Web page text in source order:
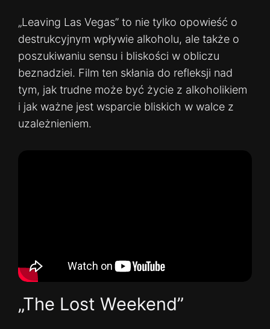
„Leaving Las Vegas” to nie tylko opowieść o
destrukcyjnym wpływie alkoholu, ale także o
poszukiwaniu sensu i bliskości w obliczu
beznadziei. Film ten skłania do refleksji nad
tym, jak trudne może być życie z alkoholikiem
i jak ważne jest wsparcie bliskich w walce z
uzależnieniem.
„The Lost Weekend”